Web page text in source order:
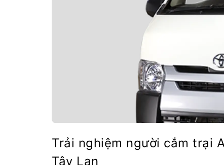
Trải nghiệm người cắm trại
Tây Lan